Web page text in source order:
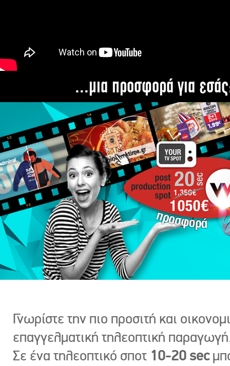
...μια προσφορά για
Γνωρίστε την πιο προσιτή και
επαγγελματική τηλεοπτική
Σε ένα τηλεοπτικό σποτ 10-20 sec